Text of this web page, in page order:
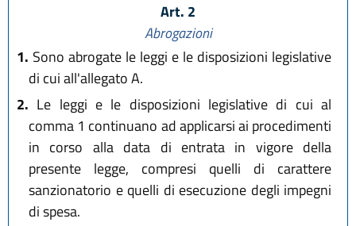
Art. 2
Abrogazioni
1. Sono abrogate le leggi e le disposizioni legislative
di cui all'allegato A.
2. Le leggi e le disposizioni legislative di cui al
comma 1 continuano ad applicarsi ai procedimenti
in corso alla data di entrata in vigore della
presente legge, compresi quelli di carattere
sanzionatorio e quelli di esecuzione degli impegni
di spesa.